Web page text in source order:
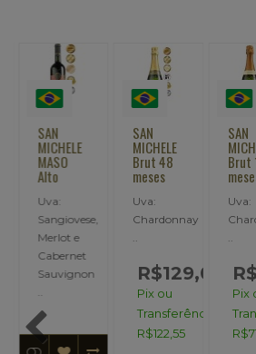
SAN
MICHELE
MASO
Alto
Uva:
Sangiovese,
Merlot e
Cabernet
Sauvignon
SAN
MICHELE
Brut 48
meses
Uva:
Chardonnay
R$129,00
Pix ou
Transferência:
R$122,55
SAN
Brut
Uva:
Pix